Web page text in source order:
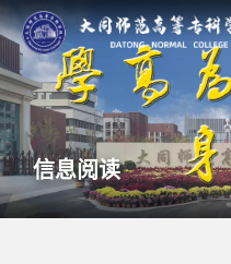
信息阅读